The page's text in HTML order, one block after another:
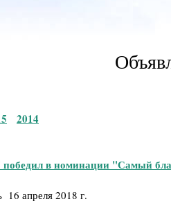
2014
в номинации "Самый
16 апреля 2018 г.